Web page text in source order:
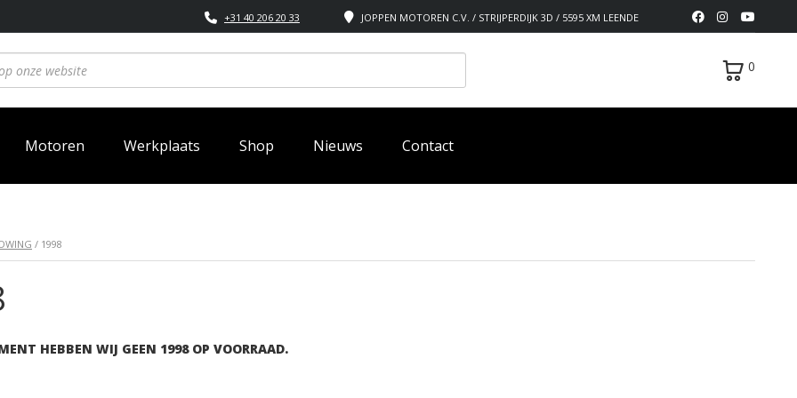
JOPPEN MOTOREN C.V. / STRIJPERDIJK 3D / 5595 XM LEENDE
+31 40 206 20 33
0
Motoren Werkplaats Shop Nieuws Contact
/ 1998
HEBBEN WIJ GEEN 1998 OP VOORRAAD.